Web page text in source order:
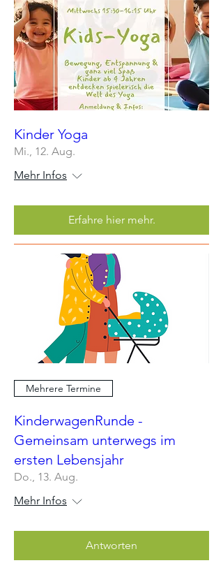
Kinder Yoga
Mi., 12. Aug.
Mehr Infos
Erfahre hier mehr.
Mehrere Termine
KinderwagenRunde -
Gemeinsam unterwegs im
ersten Lebensjahr
Do., 13. Aug.
Mehr Infos
Antworten